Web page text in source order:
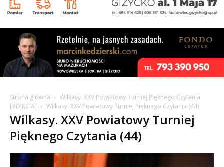
Strona główna
Wilkasy. XXV Powiatowy Turniej Pięknego Czytania
[ZDJĘCIA]
Wilkasy. XXV Powiatowy Turniej Pięknego Czytania (44)
Wilkasy. XXV Powiatowy Turniej
Pięknego Czytania (44)